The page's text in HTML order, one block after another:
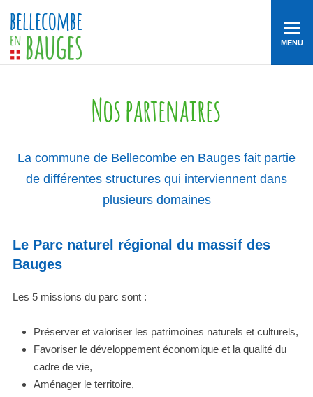
MENU
Nos partenaires
La commune de Bellecombe en Bauges fait partie
de différentes structures qui interviennent dans
plusieurs domaines
Le Parc naturel régional du massif des
Bauges
Les 5 missions du parc sont :
Préserver et valoriser les patrimoines naturels et culturels,
Favoriser le développement économique et la qualité du
cadre de vie,
Aménager le territoire,